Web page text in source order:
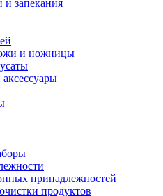
запекания
и ножницы
принадлежностей
продуктов